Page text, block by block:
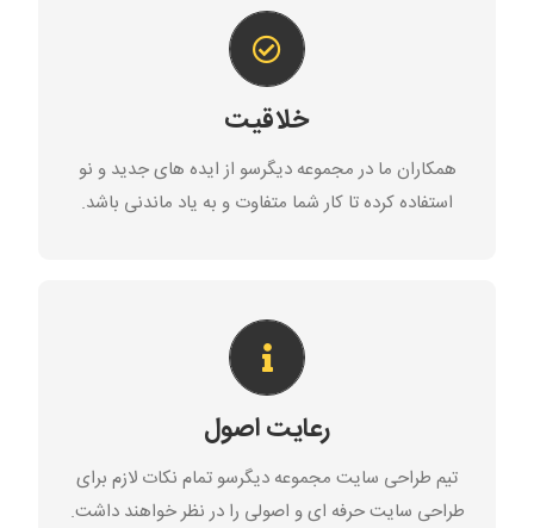
خلاقیت
همکاران ما در مجموعه دیگرسو از ایده های جدید و نو
استفاده کرده تا کار شما متفاوت و به یاد ماندنی باشد.
خلاقیت در طراحی
طراحی سایت در مجموعه دیگرسو با ایده های خلاقانه
همکاران ما در تیم طراحی انجام می شود و تمام المان های
لازم برای یک سایت بینظیر در آن رعایت می شود.
طراحی سایت
رعایت اصول
تیم طراحی سایت مجموعه دیگرسو تمام نکات لازم برای
طراحی سایت حرفه ای و اصولی را در نظر خواهند داشت.
رعایت اصول حرفه ای
نکات لازم برای داشتن یک وب سایت بهینه و حرفه ای در
تمام مراحل طراحی در نظر گرفته خواهد شد تا وب سایت
شما بهترین بازدهی را داشته باشد.
طراحی سایت